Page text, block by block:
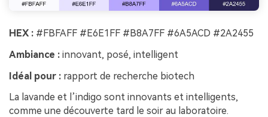
HEX : #FBFAFF #E6E1FF #B8A7FF #6A5ACD #2A2455
Ambiance : innovant, posé, intelligent
Idéal pour : rapport de recherche biotech
La lavande et l’indigo sont innovants et intelligents,
comme une découverte tard le soir au laboratoire.